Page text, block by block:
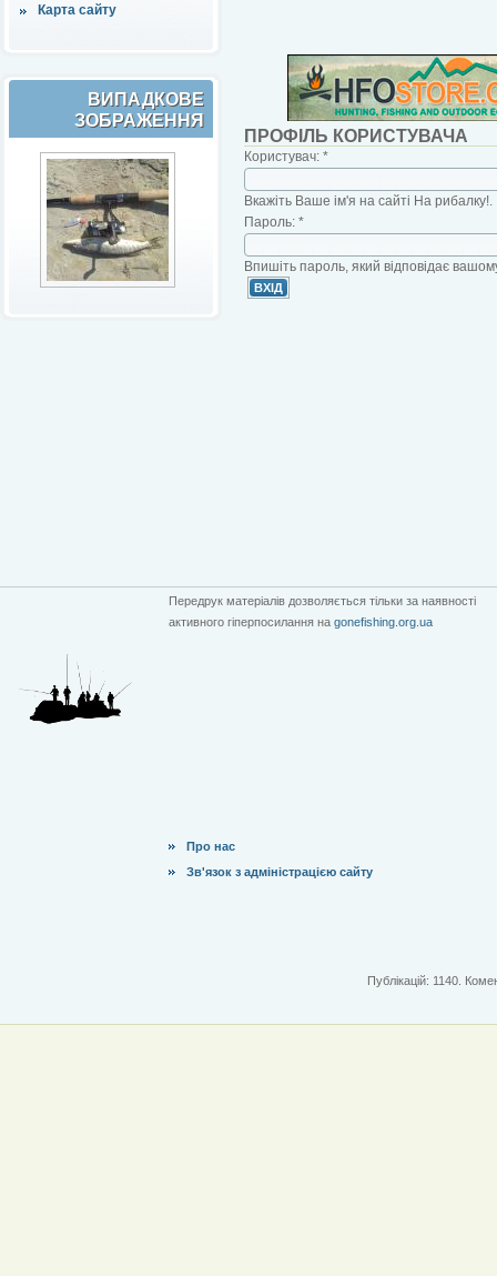
Карта сайту
ВИПАДКОВЕ
ЗОБРАЖЕННЯ
ПРОФІЛЬ КОРИСТУВАЧА
Користувач: *
Вкажіть Ваше ім'я на сайті На рибалку!.
Пароль: *
Впишіть пароль, який відповідає
Передрук матеріалів дозволяється тільки за наявності
активного гіперпосилання на gonefishing.org.ua
Про нас
Зв'язок з адміністрацією сайту
Публікацій: 1140.